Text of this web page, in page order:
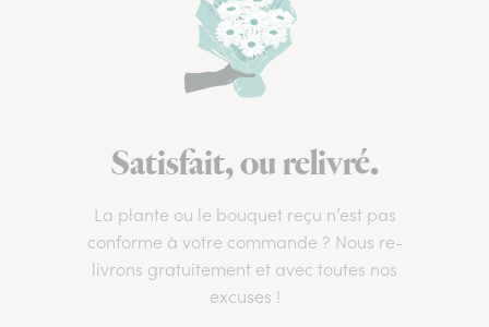
Satisfait, ou relivré.
La plante ou le bouquet reçu n’est pas
conforme à votre commande ? Nous re-
livrons gratuitement et avec toutes nos
excuses !